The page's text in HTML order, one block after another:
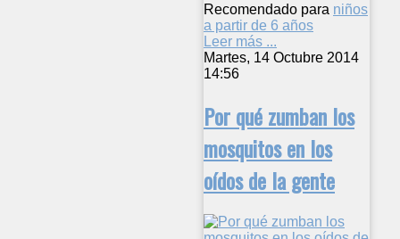
Recomendado para niños
a partir de 6 años
Leer más ...
Martes, 14 Octubre 2014
14:56
Por qué zumban los
mosquitos en los
oídos de la gente